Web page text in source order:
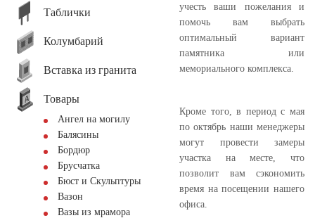
Таблички
Колумбарий
Вставка из гранита
Товары
Ангел на могилу
Балясины
Бордюр
Брусчатка
Бюст и Скульптуры
Вазон
Вазы из мрамора
учесть ваши пожелания и
помочь вам выбрать
оптимальный вариант
памятника или
мемориального комплекса.
Кроме того, в период с мая
по октябрь наши менеджеры
могут провести замеры
участка на месте, что
позволит вам сэкономить
время на посещении нашего
офиса.